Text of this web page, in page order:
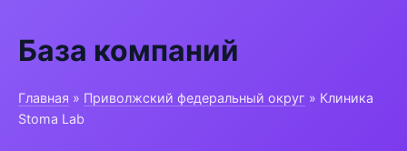
База компаний
Главная » Приволжский федеральный округ » Клиника
Stoma Lab